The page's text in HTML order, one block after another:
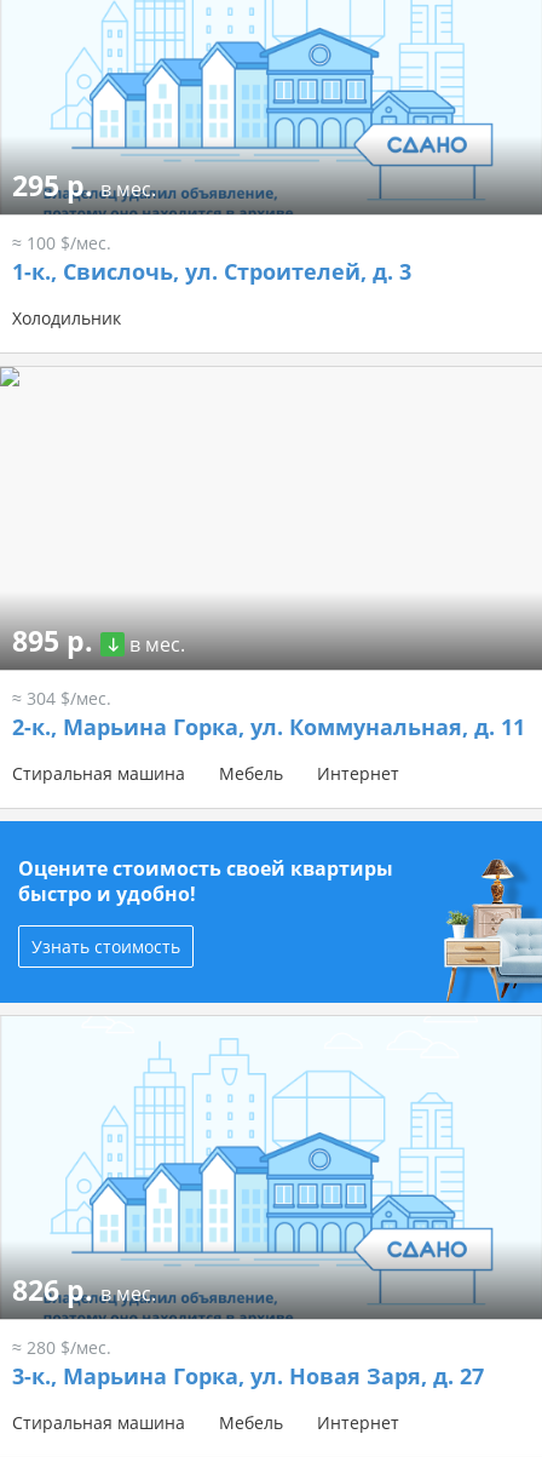
295 р.в мес.
≈ 100 $/мес.
1-к., Свислочь, ул. Строителей, д. 3
Холодильник
895 р. в мес.
≈ 304 $/мес.
2-к., Марьина Горка, ул. Коммунальная, д. 11
Стиральная машина Мебель Интернет
Оцените стоимость своей квартиры
быстро и удобно!
Узнать стоимость
826 р.в мес.
≈ 280 $/мес.
3-к., Марьина Горка, ул. Новая Заря, д. 27
Стиральная машина Мебель Интернет